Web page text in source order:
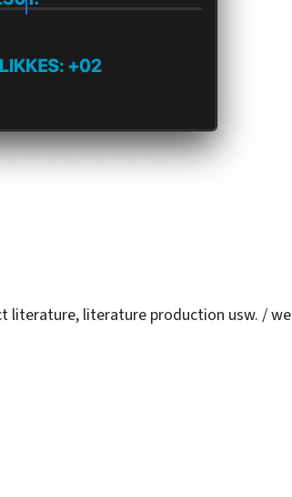
literature, literature production usw. / we